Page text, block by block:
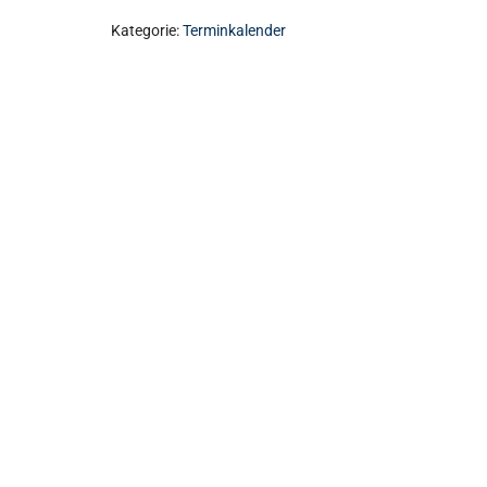
Kategorie:Terminkalender